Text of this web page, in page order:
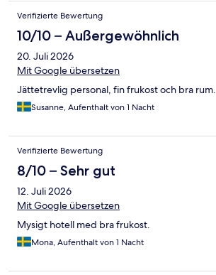
Verifizierte Bewertung
10/10 – Außergewöhnlich
20. Juli 2026
Mit Google übersetzen
Jättetrevlig personal, fin frukost och bra rum.
Susanne, Aufenthalt von 1 Nacht
Verifizierte Bewertung
8/10 – Sehr gut
12. Juli 2026
Mit Google übersetzen
Mysigt hotell med bra frukost.
Mona, Aufenthalt von 1 Nacht